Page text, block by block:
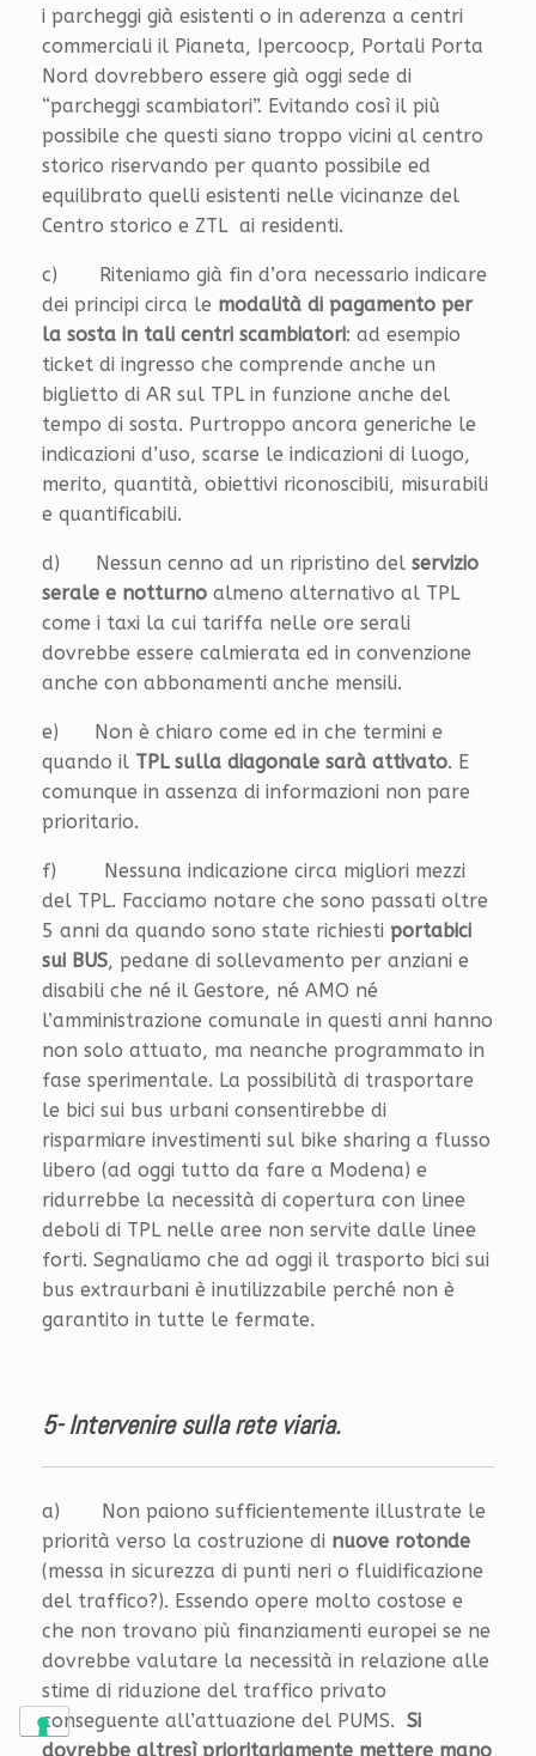
i parcheggi già esistenti o in aderenza a centri
commerciali il Pianeta, Ipercoocp, Portali Porta
Nord dovrebbero essere già oggi sede di
“parcheggi scambiatori”. Evitando così il più
possibile che questi siano troppo vicini al centro
storico riservando per quanto possibile ed
equilibrato quelli esistenti nelle vicinanze del
Centro storico e ZTL ai residenti.
c) Riteniamo già fin d’ora necessario indicare
dei principi circa le modalità di pagamento per
la sosta in tali centri scambiatori: ad esempio
ticket di ingresso che comprende anche un
biglietto di AR sul TPL in funzione anche del
tempo di sosta. Purtroppo ancora generiche le
indicazioni d’uso, scarse le indicazioni di luogo,
merito, quantità, obiettivi riconoscibili, misurabili
e quantificabili.
d) Nessun cenno ad un ripristino del servizio
serale e notturno almeno alternativo al TPL
come i taxi la cui tariffa nelle ore serali
dovrebbe essere calmierata ed in convenzione
anche con abbonamenti anche mensili.
e) Non è chiaro come ed in che termini e
quando il TPL sulla diagonale sarà attivato. E
comunque in assenza di informazioni non pare
prioritario.
f) Nessuna indicazione circa migliori mezzi
del TPL. Facciamo notare che sono passati oltre
5 anni da quando sono state richiesti portabici
sui BUS, pedane di sollevamento per anziani e
disabili che né il Gestore, né AMO né
l’amministrazione comunale in questi anni hanno
non solo attuato, ma neanche programmato in
fase sperimentale. La possibilità di trasportare
le bici sui bus urbani consentirebbe di
risparmiare investimenti sul bike sharing a flusso
libero (ad oggi tutto da fare a Modena) e
ridurrebbe la necessità di copertura con linee
deboli di TPL nelle aree non servite dalle linee
forti. Segnaliamo che ad oggi il trasporto bici sui
bus extraurbani è inutilizzabile perché non è
garantito in tutte le fermate.
5- Intervenire sulla rete viaria.
a) Non paiono sufficientemente illustrate le
priorità verso la costruzione di nuove rotonde
(messa in sicurezza di punti neri o fluidificazione
del traffico?). Essendo opere molto costose e
che non trovano più finanziamenti europei se ne
dovrebbe valutare la necessità in relazione alle
stime di riduzione del traffico privato
conseguente all’attuazione del PUMS. Si
dovrebbe altresì prioritariamente mettere mano